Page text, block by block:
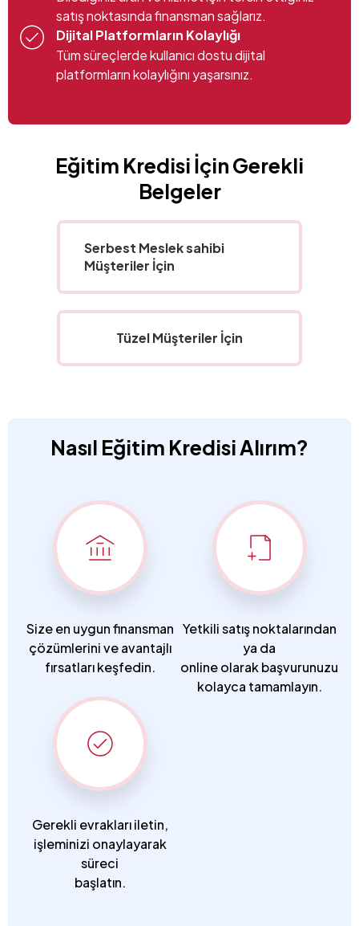
satış noktasında finansman sağlarız.
Dijital Platformların Kolaylığı
Tüm süreçlerde kullanıcı dostu dijital
platformların kolaylığını yaşarsınız.
Eğitim Kredisi İçin Gerekli
Belgeler
Serbest Meslek sahibi
Müşteriler İçin
Tüzel Müşteriler İçin
Nasıl Eğitim Kredisi Alırım?
Size en uygun finansman
çözümlerini ve avantajlı
fırsatları keşfedin.
Yetkili satış noktalarından
ya da
online olarak başvurunuzu
kolayca tamamlayın.
Gerekli evrakları iletin,
işleminizi onaylayarak
süreci
başlatın.